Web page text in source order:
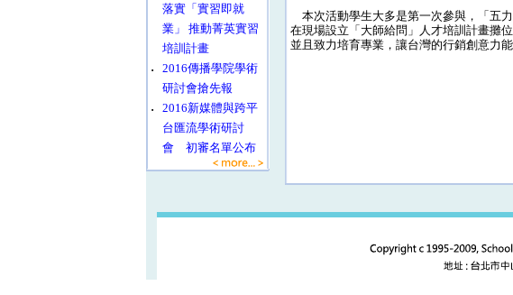
落實「實習即就
業」 推動菁英實習
培訓計畫
‧
2016傳播學院學術
研討會搶先報
‧
2016新媒體與跨平
台匯流學術研討
會 初審名單公布
本次活動學生大多是第一次參與，「五
在現場設立「大師給問」人才培訓計畫攤
並且致力培育專業，讓台灣的行銷創意力能